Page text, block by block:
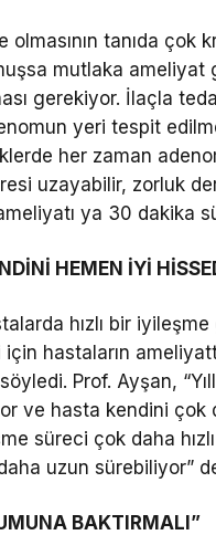
tanıda çok
mutlaka
gerekiyor. İlaçla
yeri tespit
her zaman
uzayabilir, zorluk
ya 30 dakika
HEMEN İYİ
hızlı bir
hastaların
Prof. Ayşan,
ve hasta kendini
süreci çok daha
uzun sürebiliyor”
BAKTIRMALI”